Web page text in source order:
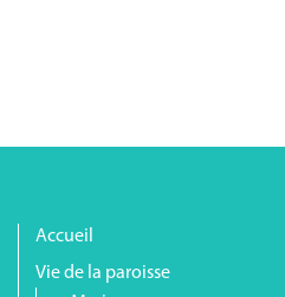
Accueil
Vie de la paroisse